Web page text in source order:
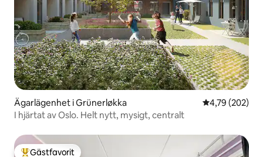
Ägarlägenhet i Grünerløkka 4,79 av 5 i
4,79 (202)
I hjärtat av Oslo. Helt nytt, mysigt, centralt
Gästfavorit